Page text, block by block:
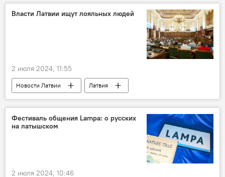
трансплантация
Власти Латвии ищут лояльных людей
2 июля 2024, 11:55
Новости Латвии
Латвия
Эвика Силиня
Сейм
Фестиваль общения Lampa: о русских
на латышском
2 июля 2024, 10:46